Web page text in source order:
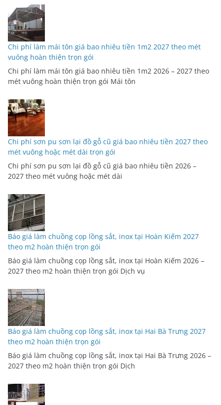
Chi phí làm mái tôn giá bao nhiêu tiền 1m2 2027 theo mét
vuông hoàn thiện trọn gói
Chi phí làm mái tôn giá bao nhiêu tiền 1m2 2026 – 2027 theo
mét vuông hoàn thiện trọn gói Mái tôn
Chi phí sơn pu sơn lại đồ gỗ cũ giá bao nhiêu tiền 2027 theo
mét vuông hoặc mét dài trọn gói
Chi phí sơn pu sơn lại đồ gỗ cũ giá bao nhiêu tiền 2026 –
2027 theo mét vuông hoặc mét dài
Báo giá làm chuồng cọp lồng sắt, inox tại Hoàn Kiếm 2027
theo m2 hoàn thiện trọn gói
Báo giá làm chuồng cọp lồng sắt, inox tại Hoàn Kiếm 2026 –
2027 theo m2 hoàn thiện trọn gói Dịch vụ
Báo giá làm chuồng cọp lồng sắt, inox tại Hai Bà Trưng 2027
theo m2 hoàn thiện trọn gói
Báo giá làm chuồng cọp lồng sắt, inox tại Hai Bà Trưng 2026 –
2027 theo m2 hoàn thiện trọn gói Dịch